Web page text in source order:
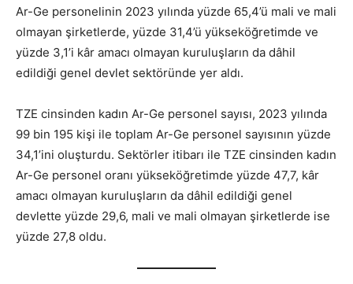
Ar-Ge personelinin 2023 yılında yüzde 65,4’ü mali ve mali
olmayan şirketlerde, yüzde 31,4’ü yükseköğretimde ve
yüzde 3,1’i kâr amacı olmayan kuruluşların da dâhil
edildiği genel devlet sektöründe yer aldı.
TZE cinsinden kadın Ar-Ge personel sayısı, 2023 yılında
99 bin 195 kişi ile toplam Ar-Ge personel sayısının yüzde
34,1’ini oluşturdu. Sektörler itibarı ile TZE cinsinden kadın
Ar-Ge personel oranı yükseköğretimde yüzde 47,7, kâr
amacı olmayan kuruluşların da dâhil edildiği genel
devlette yüzde 29,6, mali ve mali olmayan şirketlerde ise
yüzde 27,8 oldu.